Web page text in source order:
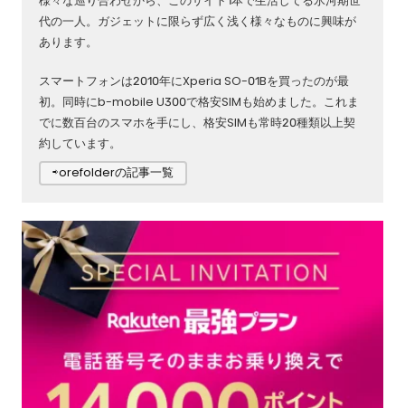
代の一人。ガジェットに限らず広く浅く様々なものに興味が
あります。
スマートフォンは2010年にXperia SO-01Bを買ったのが最
初。同時にb-mobile U300で格安SIMも始めました。これま
でに数百台のスマホを手にし、格安SIMも常時20種類以上契
約しています。
⇨orefolderの記事一覧